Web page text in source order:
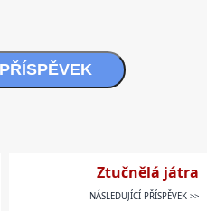
Ztučnělá játra
NÁSLEDUJÍCÍ PŘÍSPĚVEK >>